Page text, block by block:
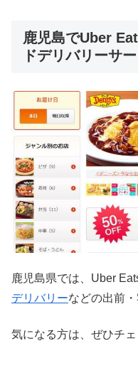
鹿児島でUber
ドデリバリーサ
鹿児島県では、Uber
デリバリーなどの出前
気になる方は、ぜひチ